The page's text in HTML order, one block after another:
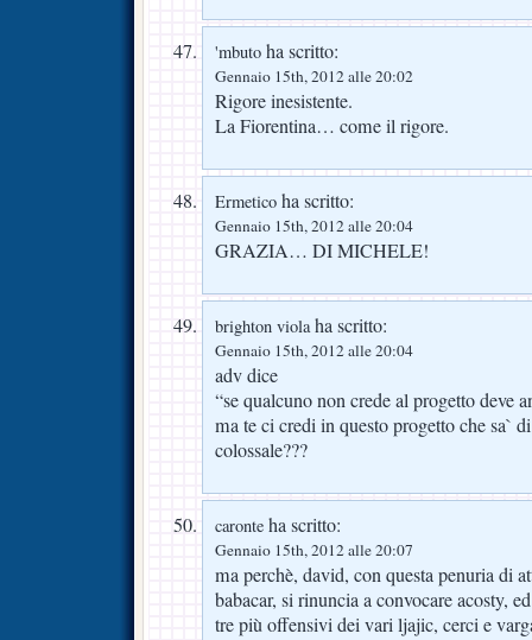
'mbuto ha scritto:
Gennaio 15th, 2012 alle 20:02
Rigore inesistente.
La Fiorentina… come il rigore.
Ermetico ha scritto:
Gennaio 15th, 2012 alle 20:04
GRAZIA… DI MICHELE!
brighton violaha scritto:
Gennaio 15th, 2012 alle 20:04
adv dice
“se qualcuno non crede al progetto deve
ma te ci credi in questo progetto che sa`
colossale???
caronte ha scritto:
Gennaio 15th, 2012 alle 20:07
ma perchè, david, con questa penuria di
babacar, si rinuncia a convocare acosty,
tre più offensivi dei vari ljajic, cerci e